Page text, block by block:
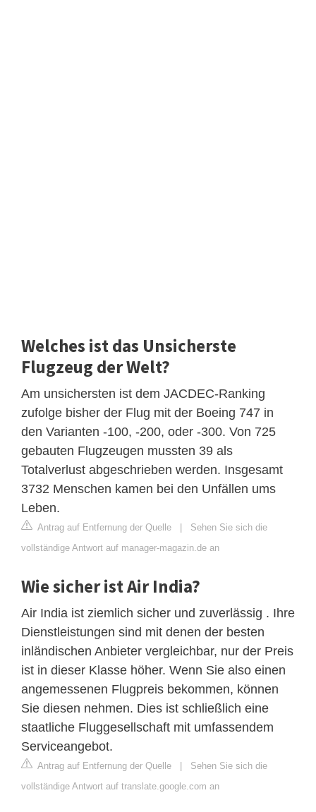
Welches ist das Unsicherste
Flugzeug der Welt?
Am unsichersten ist dem JACDEC-Ranking
zufolge bisher der Flug mit der Boeing 747 in
den Varianten -100, -200, oder -300. Von 725
gebauten Flugzeugen mussten 39 als
Totalverlust abgeschrieben werden. Insgesamt
3732 Menschen kamen bei den Unfällen ums
Leben.
Antrag auf Entfernung der Quelle | Sehen Sie sich die
vollständige Antwort auf manager-magazin.de an
Wie sicher ist Air India?
Air India ist ziemlich sicher und zuverlässig . Ihre
Dienstleistungen sind mit denen der besten
inländischen Anbieter vergleichbar, nur der Preis
ist in dieser Klasse höher. Wenn Sie also einen
angemessenen Flugpreis bekommen, können
Sie diesen nehmen. Dies ist schließlich eine
staatliche Fluggesellschaft mit umfassendem
Serviceangebot.
Antrag auf Entfernung der Quelle | Sehen Sie sich die
vollständige Antwort auf translate.google.com an